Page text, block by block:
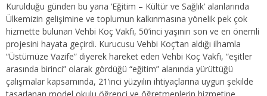
Kurulduğu günden bu yana ‘Eğitim – Kültür ve Sağlık’ alanlarında
Ülkemizin gelişimine ve toplumun kalkınmasına yönelik pek çok
hizmette bulunan Vehbi Koç Vakfı, 50’inci yaşının son ve en önemli
projesini hayata geçirdi. Kurucusu Vehbi Koç’tan aldığı ilhamla
“Üstümüze Vazife” diyerek hareket eden Vehbi Koç Vakfı, “eşitler
arasında birinci” olarak gördüğü “eğitim” alanında yürüttüğü
çalışmalar kapsamında, 21’inci yüzyılın ihtiyaçlarına uygun şekilde